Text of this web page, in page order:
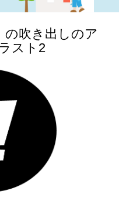
の吹き出しのア
スト2